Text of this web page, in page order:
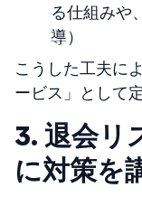
る仕組みや
導）
こうした工夫に
ービス」として
3. 退会リ
に対策を